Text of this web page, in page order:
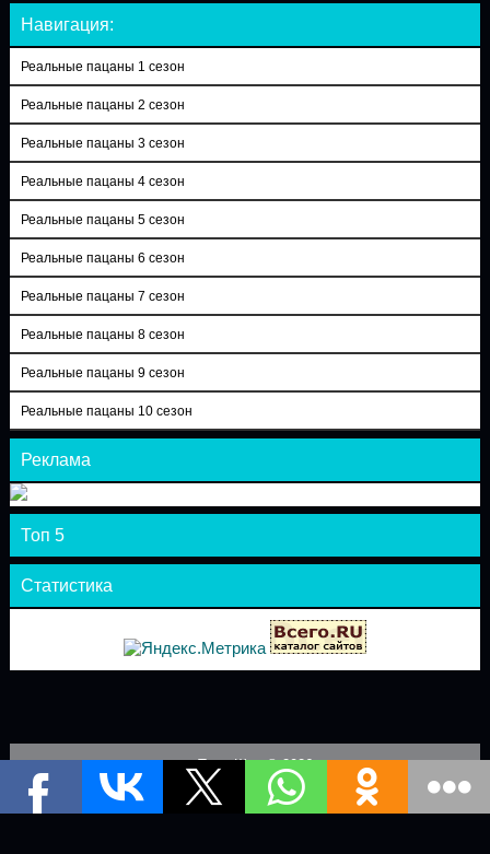
Навигация:
Реальные пацаны 1 сезон
Реальные пацаны 2 сезон
Реальные пацаны 3 сезон
Реальные пацаны 4 сезон
Реальные пацаны 5 сезон
Реальные пацаны 6 сезон
Реальные пацаны 7 сезон
Реальные пацаны 8 сезон
Реальные пацаны 9 сезон
Реальные пацаны 10 сезон
Реклама
Топ 5
Статистика
Теле-Шоу © 2026